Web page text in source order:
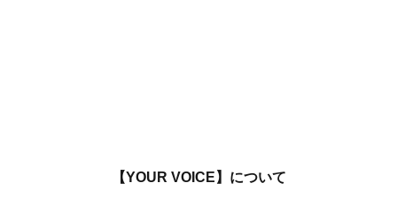
【YOUR VOICE】について